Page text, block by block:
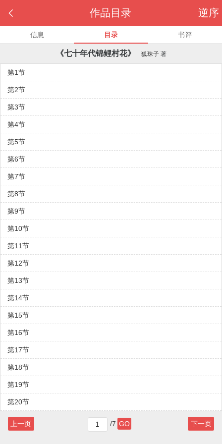
 逆序
作品目录
信息 目录 书评
《七十年代锦鲤村花》 狐珠子著
第1节
第2节
第3节
第4节
第5节
第6节
第7节
第8节
第9节
第10节
第11节
第12节
第13节
第14节
第15节
第16节
第17节
第18节
第19节
第20节
上一页 /7 GO 下一页